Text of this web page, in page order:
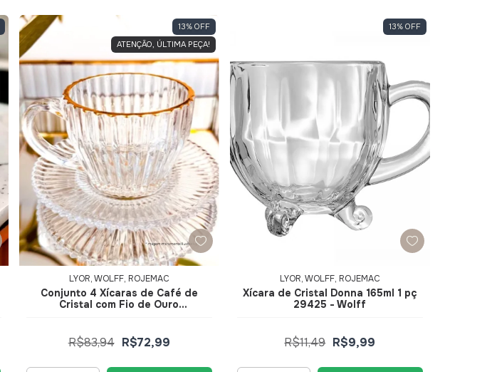
13% OFF
ATENÇÃO, ÚLTIMA PEÇA!
LYOR, WOLFF, ROJEMAC
Conjunto 4 Xícaras de Café de
Cristal com Fio de Ouro
R$83,94 R$72,99
13% OFF
LYOR, WOLFF, ROJEMAC
Xícara de Cristal Donna 165ml 1 pç
29425 - Wolff
R$11,49 R$9,99